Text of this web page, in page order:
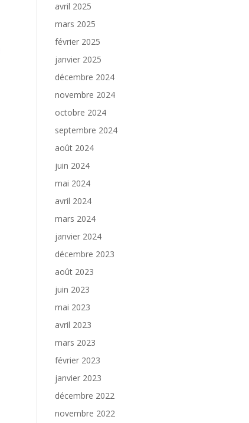
avril 2025
mars 2025
février 2025
janvier 2025
décembre 2024
novembre 2024
octobre 2024
septembre 2024
août 2024
juin 2024
mai 2024
avril 2024
mars 2024
janvier 2024
décembre 2023
août 2023
juin 2023
mai 2023
avril 2023
mars 2023
février 2023
janvier 2023
décembre 2022
novembre 2022